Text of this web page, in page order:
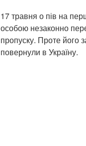
17 травня о пів на
особою незаконно
пропуску. Проте його
повернули в Україну.